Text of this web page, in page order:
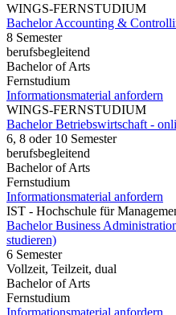
WINGS-FERNSTUDIUM
Bachelor Accounting &
8 Semester
berufsbegleitend
Bachelor of Arts
Fernstudium
Informationsmaterial anfordern
WINGS-FERNSTUDIUM
Bachelor Betriebswirtschaft -
6, 8 oder 10 Semester
berufsbegleitend
Bachelor of Arts
Fernstudium
Informationsmaterial anfordern
IST - Hochschule für
Bachelor Business
studieren)
6 Semester
Vollzeit, Teilzeit, dual
Bachelor of Arts
Fernstudium
Informationsmaterial anfordern